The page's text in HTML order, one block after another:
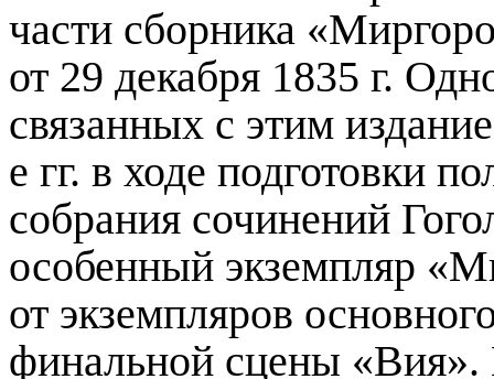
части сборника
от 29 декабря 1835 г.
связанных с этим
е гг. в ходе подготовки
собрания сочинений
особенный экземпляр
от экземпляров
финальной сцены «Вия».